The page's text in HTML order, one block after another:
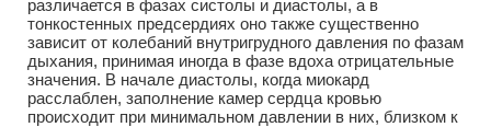
различается в фазах систолы и диастолы, а в
тонкостенных предсердиях оно также существенно
зависит от колебаний внутригрудного давления по фазам
дыхания, принимая иногда в фазе вдоха отрицательные
значения. В начале диастолы, когда миокард
расслаблен, заполнение камер сердца кровью
происходит при минимальном давлении в них, близком к